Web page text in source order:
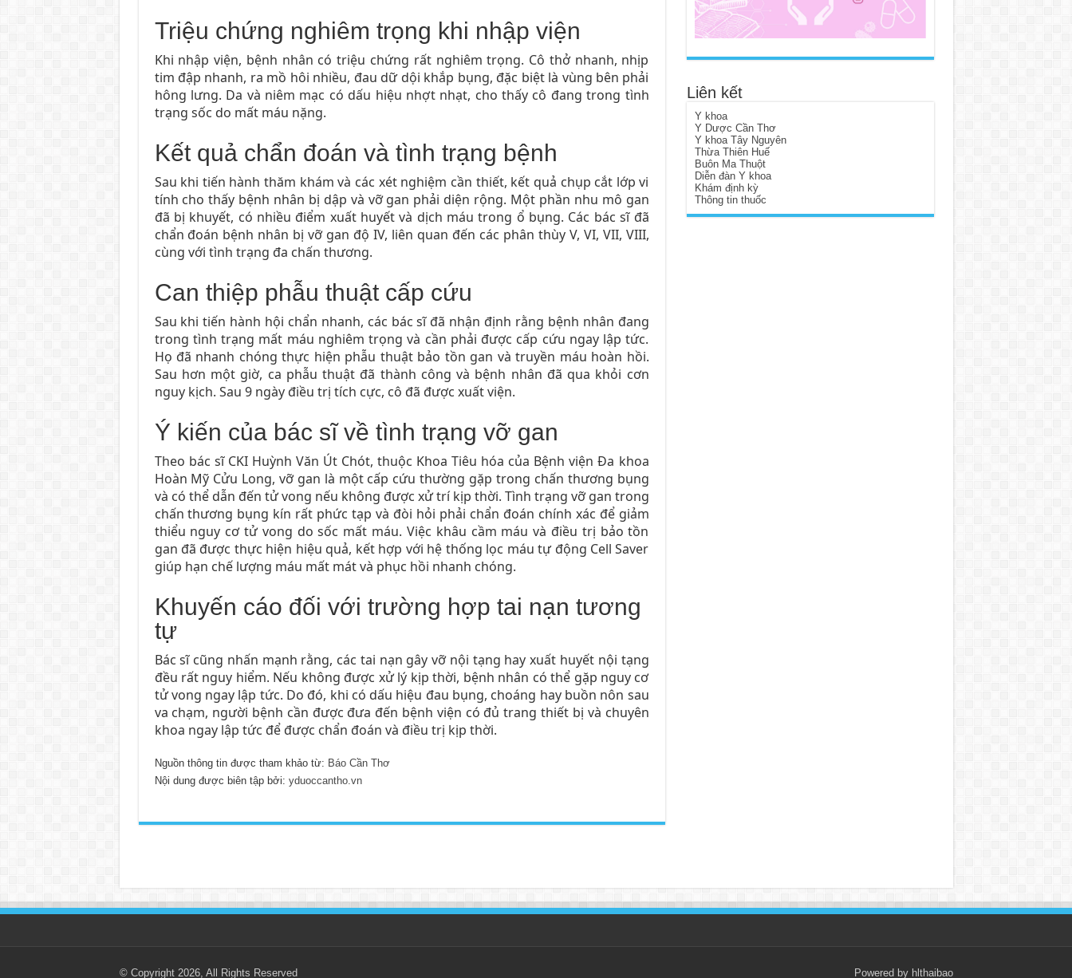
Triệu chứng nghiêm trọng khi nhập viện
Khi nhập viện, bệnh nhân có triệu chứng rất nghiêm trọng. Cô thở nhanh, nhịp
tim đập nhanh, ra mồ hôi nhiều, đau dữ dội khắp bụng, đặc biệt là vùng bên phải
hông lưng. Da và niêm mạc có dấu hiệu nhợt nhạt, cho thấy cô đang trong tình
trạng sốc do mất máu nặng.
Kết quả chẩn đoán và tình trạng bệnh
Sau khi tiến hành thăm khám và các xét nghiệm cần thiết, kết quả chụp cắt lớp vi
tính cho thấy bệnh nhân bị dập và vỡ gan phải diện rộng. Một phần nhu mô gan
đã bị khuyết, có nhiều điểm xuất huyết và dịch máu trong ổ bụng. Các bác sĩ đã
chẩn đoán bệnh nhân bị vỡ gan độ IV, liên quan đến các phân thùy V, VI, VII, VIII,
cùng với tình trạng đa chấn thương.
Can thiệp phẫu thuật cấp cứu
Sau khi tiến hành hội chẩn nhanh, các bác sĩ đã nhận định rằng bệnh nhân đang
trong tình trạng mất máu nghiêm trọng và cần phải được cấp cứu ngay lập tức.
Họ đã nhanh chóng thực hiện phẫu thuật bảo tồn gan và truyền máu hoàn hồi.
Sau hơn một giờ, ca phẫu thuật đã thành công và bệnh nhân đã qua khỏi cơn
nguy kịch. Sau 9 ngày điều trị tích cực, cô đã được xuất viện.
Ý kiến của bác sĩ về tình trạng vỡ gan
Theo bác sĩ CKI Huỳnh Văn Út Chót, thuộc Khoa Tiêu hóa của Bệnh viện Đa khoa
Hoàn Mỹ Cửu Long, vỡ gan là một cấp cứu thường gặp trong chấn thương bụng
và có thể dẫn đến tử vong nếu không được xử trí kịp thời. Tình trạng vỡ gan trong
chấn thương bụng kín rất phức tạp và đòi hỏi phải chẩn đoán chính xác để giảm
thiểu nguy cơ tử vong do sốc mất máu. Việc khâu cầm máu và điều trị bảo tồn
gan đã được thực hiện hiệu quả, kết hợp với hệ thống lọc máu tự động Cell Saver
giúp hạn chế lượng máu mất mát và phục hồi nhanh chóng.
Khuyến cáo đối với trường hợp tai nạn tương
tự
Bác sĩ cũng nhấn mạnh rằng, các tai nạn gây vỡ nội tạng hay xuất huyết nội tạng
đều rất nguy hiểm. Nếu không được xử lý kịp thời, bệnh nhân có thể gặp nguy cơ
tử vong ngay lập tức. Do đó, khi có dấu hiệu đau bụng, choáng hay buồn nôn sau
va chạm, người bệnh cần được đưa đến bệnh viện có đủ trang thiết bị và chuyên
khoa ngay lập tức để được chẩn đoán và điều trị kịp thời.
Nguồn thông tin được tham khảo từ: Báo Cần Thơ
Nội dung được biên tập bởi: yduoccantho.vn
Liên kết
Y khoa
Y Dược Cần Thơ
Y khoa Tây Nguyên
Thừa Thiên Huế
Buôn Ma Thuột
Diễn đàn Y khoa
Khám định kỳ
Thông tin thuốc
Powered by hlthaibao
© Copyright 2026, All Rights Reserved